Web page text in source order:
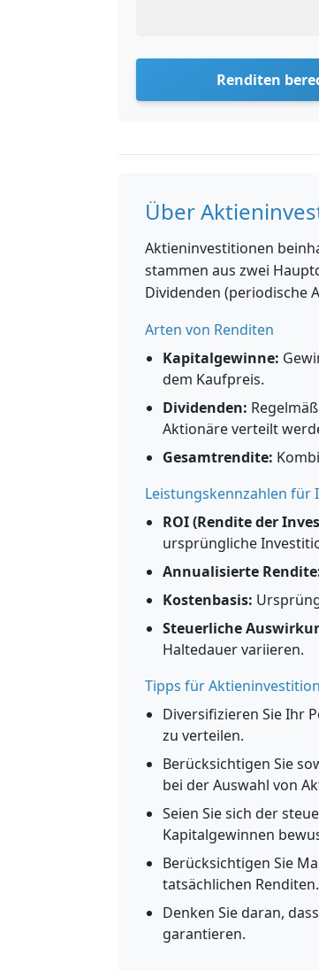
Renditen
Über
Aktieninvestitionen
stammen aus zwei
Dividenden (periodische
Arten von Renditen
Kapitalgewinne:
dem Kaufpreis.
Dividenden:
Aktionäre verteilt
Gesamtrendite:
Leistungskennzahlen für
ROI (Rendite der
ursprüngliche
Annualisierte
Kostenbasis:
Steuerliche
Haltedauer variieren.
Tipps für
Diversifizieren Sie Ihr
zu verteilen.
Berücksichtigen Sie
bei der Auswahl von
Seien Sie sich der
Kapitalgewinnen
Berücksichtigen Sie
tatsächlichen Renditen.
Denken Sie daran,
garantieren.